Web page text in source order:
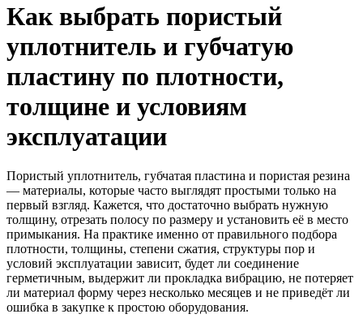
Как выбрать пористый
уплотнитель и губчатую
пластину по плотности,
толщине и условиям
эксплуатации
Пористый уплотнитель, губчатая пластина и пористая резина
— материалы, которые часто выглядят простыми только на
первый взгляд. Кажется, что достаточно выбрать нужную
толщину, отрезать полосу по размеру и установить её в место
примыкания. На практике именно от правильного подбора
плотности, толщины, степени сжатия, структуры пор и
условий эксплуатации зависит, будет ли соединение
герметичным, выдержит ли прокладка вибрацию, не потеряет
ли материал форму через несколько месяцев и не приведёт ли
ошибка в закупке к простою оборудования.